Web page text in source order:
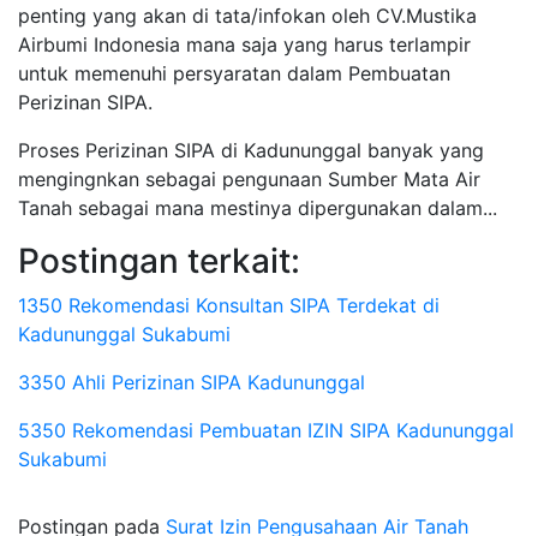
penting yang akan di tata/infokan oleh CV.Mustika
Airbumi Indonesia mana saja yang harus terlampir
untuk memenuhi persyaratan dalam Pembuatan
Perizinan SIPA.
Proses Perizinan SIPA di Kadununggal banyak yang
mengingnkan sebagai pengunaan Sumber Mata Air
Tanah sebagai mana mestinya dipergunakan dalam...
Postingan terkait:
1350 Rekomendasi Konsultan SIPA Terdekat di
Kadununggal Sukabumi
3350 Ahli Perizinan SIPA Kadununggal
5350 Rekomendasi Pembuatan IZIN SIPA Kadununggal
Sukabumi
Postingan pada Surat Izin Pengusahaan Air Tanah